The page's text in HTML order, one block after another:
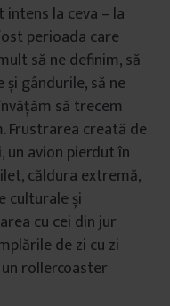
la ceva – la
perioada care
să ne definim, să
gândurile, să ne
să trecem
Frustrarea creată de
avion pierdut în
căldura extremă,
culturale și
cu cei din jur
de zi cu zi
rollercoaster